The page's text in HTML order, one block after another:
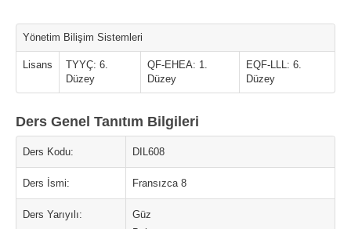
Yönetim Bilişim Sistemleri
Lisans
TYYÇ: 6.
Düzey
QF-EHEA: 1.
Düzey
EQF-LLL: 6.
Düzey
Ders Genel Tanıtım Bilgileri
Ders Kodu: DIL608
Ders İsmi: Fransızca 8
Ders Yarıyılı:
Güz